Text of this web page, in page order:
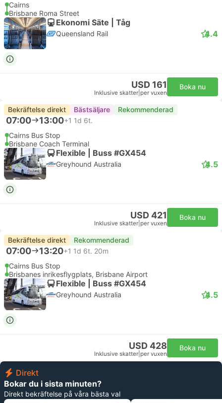
Cairns
Brisbane Roma Street
Ekonomi Säte | Tåg
Queensland Rail 4.4
USD 161
Inklusive skatter per vuxen
Boka nu
Bekräftelse direkt Bästsäljare Rekommenderad
07:00 13:00+1 1d 6t.
Cairns Bus Stop
Brisbane Coach Terminal
Flexible | Buss #GX454
Greyhound Australia 4.5
USD 421
Inklusive skatter per vuxen
Boka nu
Bekräftelse direkt Rekommenderad
07:00 13:20+1 1d 6t. 20m
Cairns Bus Stop
Brisbanes inrikesflygplats, Brisbane Airport
Flexible | Buss #GX454
Greyhound Australia 4.5
USD 428
Inklusive skatter per vuxen
Boka nu
Direkt
Bokar du i sista minuten?
Direkt bekräftelse på våra bästa val